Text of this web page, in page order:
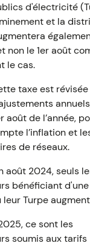
d'électricité
et la
non le 1er août
le cas.
taxe est
août de l’année,
l’inflation et
de réseaux.
août 2024, seuls
bénéficiant
Turpe
ce sont les
soumis aux tarifs